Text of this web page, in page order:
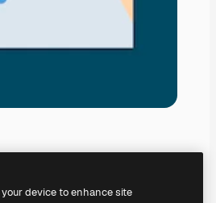
device to enhance site